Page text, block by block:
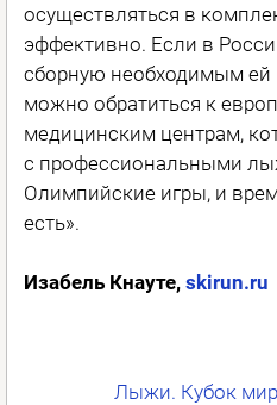
осуществляться в
эффективно. Если в
сборную необходимым
можно обратиться к
медицинским центрам,
с профессиональными
Олимпийские игры, и
есть».
Изабель Кнауте, skirun.ru
Лыжи. Кубок